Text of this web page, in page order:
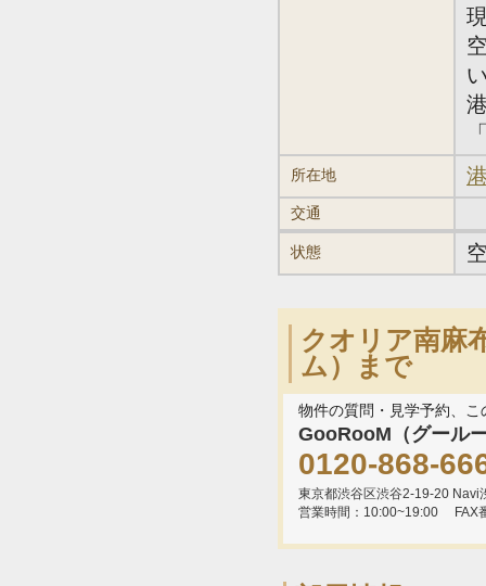
所在地
交通
状態
クオリア南麻
ム）まで
物件の質問・見学予約、
GooRooM（グール
0120-868-
東京都渋谷区渋谷2-19-20 Navi
営業時間：10:00~19:00
FAX